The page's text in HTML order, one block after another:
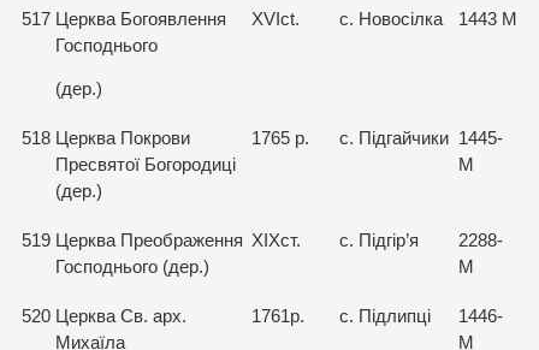
517 Церква Богоявлення
Господнього
(дер.)
XVIct. с. Новосілка 1443 М
518 Церква Покрови
Пресвятої Богородиці
(дер.)
1765 p. с. Підгайчики 1445-
М
519 Церква Преображення
Господнього (дер.)
ХІХст. с. Підгір’я
2288-
М
520 Церква Св. арх.
Михаїла
1761р. с. Підлипці
1446-
М